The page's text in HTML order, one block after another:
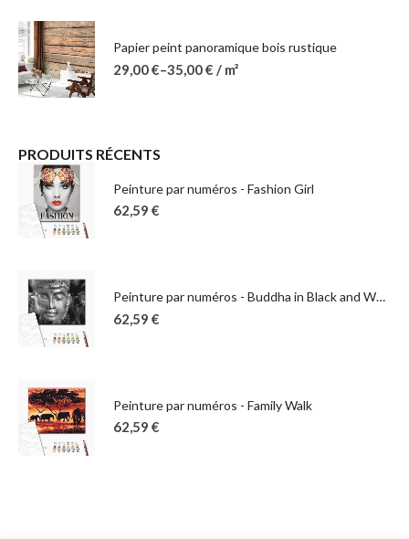
Papier peint panoramique bois rustique
29,00€–35,00€ / m²
PRODUITS RÉCENTS
Peinture par numéros - Fashion Girl
62,59 €
Peinture par numéros - Buddha in Black and White
62,59 €
Peinture par numéros - Family Walk
62,59 €